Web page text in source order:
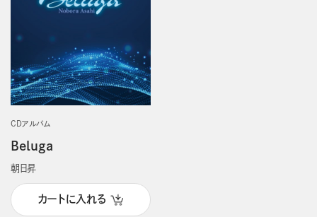
CDアルバム
Beluga
朝日昇
カートに入れる